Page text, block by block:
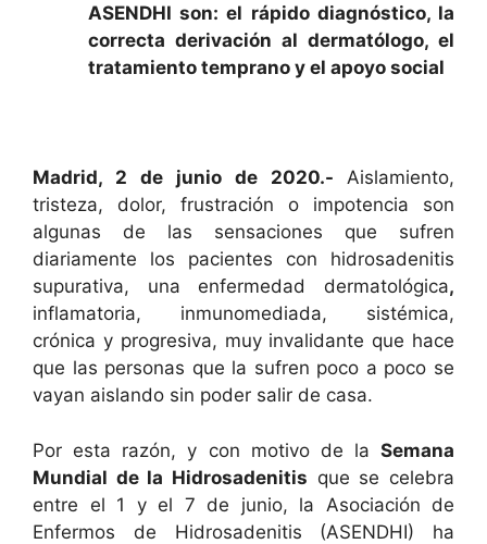
ASENDHI son: el rápido diagnóstico, la
correcta derivación al dermatólogo, el
tratamiento temprano y el apoyo social
Madrid, 2 de junio de 2020.- Aislamiento,
tristeza, dolor, frustración o impotencia son
algunas de las sensaciones que sufren
diariamente los pacientes con hidrosadenitis
supurativa, una enfermedad dermatológica,
inflamatoria, inmunomediada, sistémica,
crónica y progresiva, muy invalidante que hace
que las personas que la sufren poco a poco se
vayan aislando sin poder salir de casa.
Por esta razón, y con motivo de la Semana
Mundial de la Hidrosadenitis que se celebra
entre el 1 y el 7 de junio, la Asociación de
Enfermos de Hidrosadenitis (ASENDHI) ha